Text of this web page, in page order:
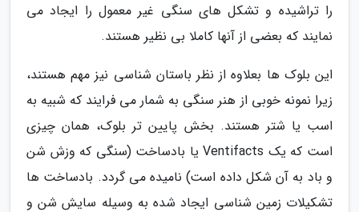
را تراشیده و تشکل های سنگی غیر معمول را ایجاد می
نمایند که بعضی از آنها کاملا بی نظیر هستند.
این بلوک ها بعلاوه از نظر باستان شناسی نیز مهم هستند،
زیرا نمونه خوبی از هنر سنگی به شمار می فرایند که شبیه به
اسب یا شتر هستند. بخش پایین تر بلوک، همان چیزی
است که یک Ventifacts یا بادساخت (سنگی که وزش شن
و باد به آن شکل داده است) نامیده می گردد. بادساخت ها
تشکیلات زمین شناسی ایجاد شده به وسیله سایش شن و